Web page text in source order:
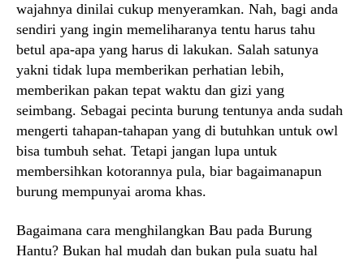
wajahnya dinilai cukup menyeramkan. Nah, bagi anda
sendiri yang ingin memeliharanya tentu harus tahu
betul apa-apa yang harus di lakukan. Salah satunya
yakni tidak lupa memberikan perhatian lebih,
memberikan pakan tepat waktu dan gizi yang
seimbang. Sebagai pecinta burung tentunya anda sudah
mengerti tahapan-tahapan yang di butuhkan untuk owl
bisa tumbuh sehat. Tetapi jangan lupa untuk
membersihkan kotorannya pula, biar bagaimanapun
burung mempunyai aroma khas.
Bagaimana cara menghilangkan Bau pada Burung
Hantu? Bukan hal mudah dan bukan pula suatu hal